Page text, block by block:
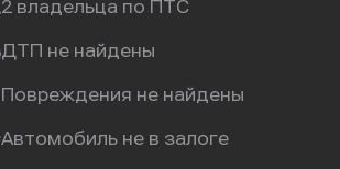
2 владельца по ПТС
ДТП не найдены
Повреждения не найдены
Автомобиль не в залоге